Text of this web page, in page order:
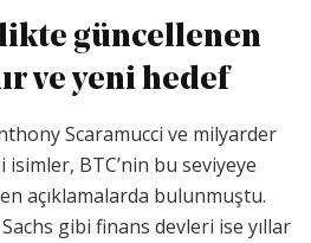
güncellenen
ve yeni hedef
Scaramucci ve milyarder
BTC’nin bu seviyeye
açıklamalarda bulunmuştu.
gibi finans devleri ise yıllar